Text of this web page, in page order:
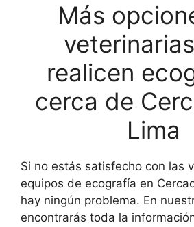
Más
realicen
cerca de
Lima
Si no estás satisfecho con las
equipos de ecografía en
hay ningún problema. En
encontrarás toda la